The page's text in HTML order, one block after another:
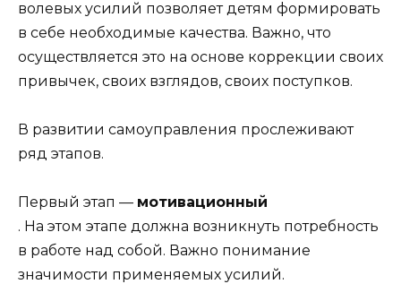
волевых усилий позволяет детям формиро­вать
в себе необходимые качества. Важно, что
осуществля­ется это на основе коррекции своих
привычек, своих взгля­дов, своих поступков.
В развитии самоуправления прослеживают
ряд этапов.
Первый этап — мотивационный
. На этом этапе должна возникнуть потребность
в работе над собой. Важно понимание
значимости применяемых усилий.